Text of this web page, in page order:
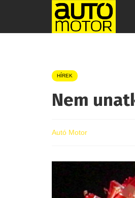
HÍREK
Nem
Autó Motor